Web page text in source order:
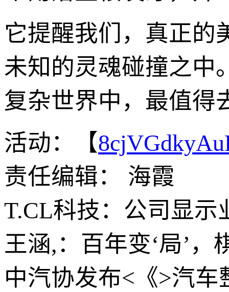
它提醒我们，真正的
未知的灵魂碰撞之中
复杂世界中，最值得
活动：【
责任编辑： 海霞
T.CL科技：公司显示
王涵,：百年变‘局’，
中汽协发布<《>汽